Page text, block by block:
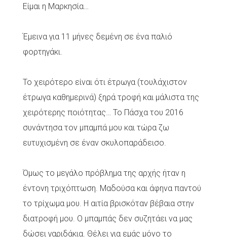
Είμαι η Μαρκησία…
Έμεινα για 11 μήνες δεμένη σε ένα παλιό
φορτηγάκι.
Το χειρότερο είναι ότι έτρωγα (τουλάχιστον
έτρωγα καθημερινά) ξηρά τροφή και μάλιστα της
χειρότερης ποιότητας… Το Πάσχα του 2016
συνάντησα τον μπαμπά μου και τώρα ζω
ευτυχισμένη σε έναν σκυλοπαράδεισο.
Όμως το μεγάλο πρόβλημα της αρχής ήταν η
έντονη τριχόπτωση. Μαδούσα και άφηνα παντού
το τρίχωμα μου. Η αιτία βρισκόταν βέβαια στην
διατροφή μου. Ο μπαμπάς δεν συζητάει να μας
δώσει γαριδάκια. Θέλει για εμάς μόνο το